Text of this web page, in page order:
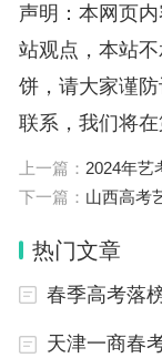
专科线为412分
分，专科线为
以上就是各个省
提高有利于提
压力。因此，
奏，切忌背后刻
川北医学院
声明：本网页
站观点，本站
饼，请大家谨
联系，我们将在
上一篇： 2024年艺
下一篇： 山西高考
热门文章
春季高考落